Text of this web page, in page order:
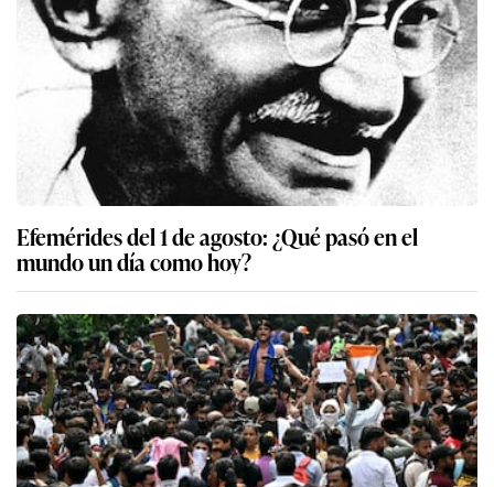
Efemérides del 1 de agosto: ¿Qué pasó en el
mundo un día como hoy?